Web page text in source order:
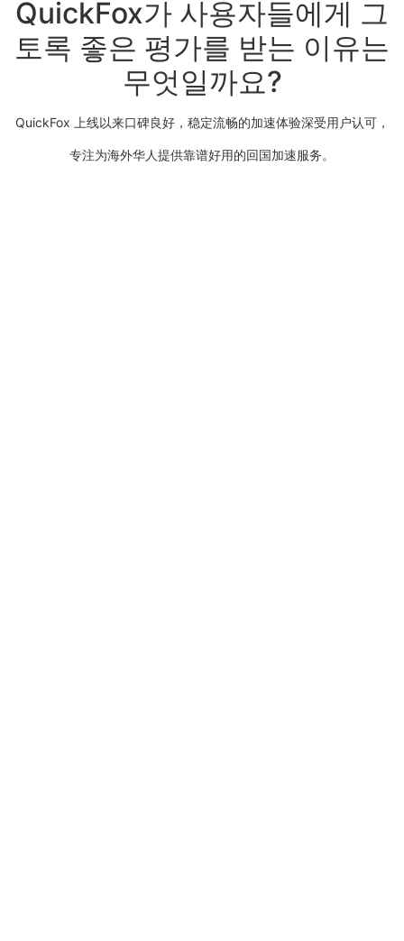
QuickFox가 사용자들에게 그
토록 좋은 평가를 받는 이유는
무엇일까요?
QuickFox 上线以来口碑良好，稳定流畅的加速体验深受用户认可，
专注为海外华人提供靠谱好用的回国加速服务。